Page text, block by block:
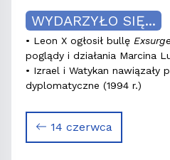
WYDARZYŁO SIĘ...
• Leon X ogłosił bullę
poglądy i działania Marcina
• Izrael i Watykan nawiązały
dyplomatyczne (1994 r.)
14 czerwca